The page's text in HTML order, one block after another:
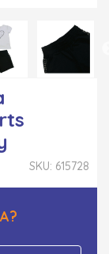
SKU: 615728